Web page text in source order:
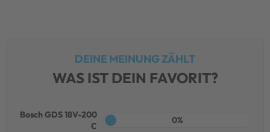
DEINE MEINUNG ZÄHLT
WAS IST DEIN FAVORIT?
Bosch GDS 18V-200
C
0%